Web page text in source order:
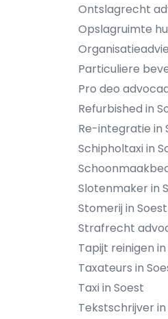
Ontslagrecht
Opslagruimte
Particuliere
Pro deo
Refurbished in
Re-integratie in
Schipholtaxi in
Slotenmaker in
Stomerij in Soest
Strafrecht
Tapijt reinigen
Taxateurs in
Taxi in Soest
Tekstschrijver in